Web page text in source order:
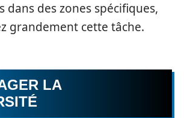
dans des zones spécifiques,
grandement cette tâche.
LA